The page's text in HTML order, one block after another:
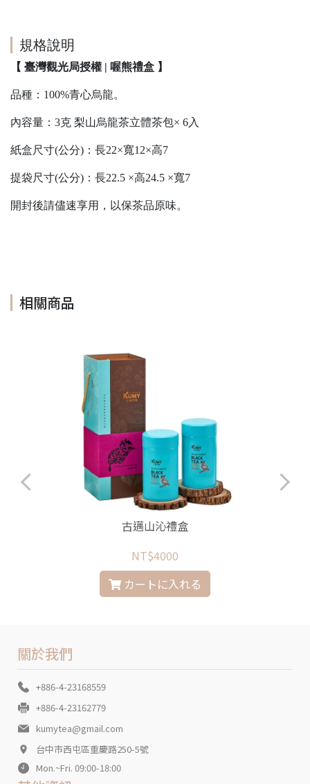
規格說明
【 臺灣觀光局授權 | 喔熊禮盒 】
品種：100%青心烏龍。
內容量：3克 梨山烏龍茶立體茶包× 6入
紙盒尺寸(公分)：長22×寬12×高7
提袋尺寸(公分)：長22.5 ×高24.5 ×寬7
開封後請儘速享用，以保茶品原味。
相關商品
古邁山沁禮盒
NT$4000
カートに入れる
關於我們
+886-4-23168559
+886-4-23162779
kumytea@gmail.com
台中市西屯區重慶路250-5號
Mon.~Fri. 09:00-18:00